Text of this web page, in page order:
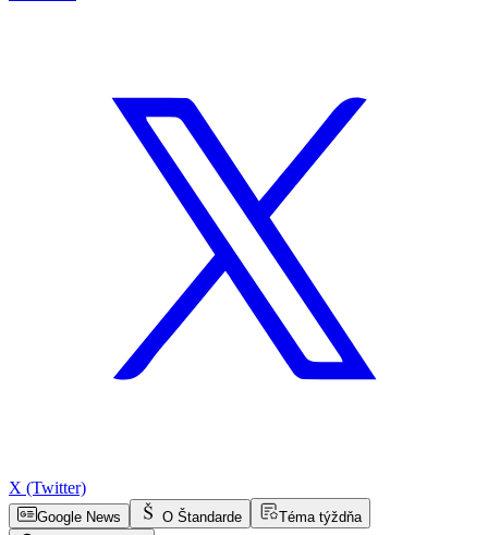
X (Twitter)
Google News O Štandarde
Téma týždňa